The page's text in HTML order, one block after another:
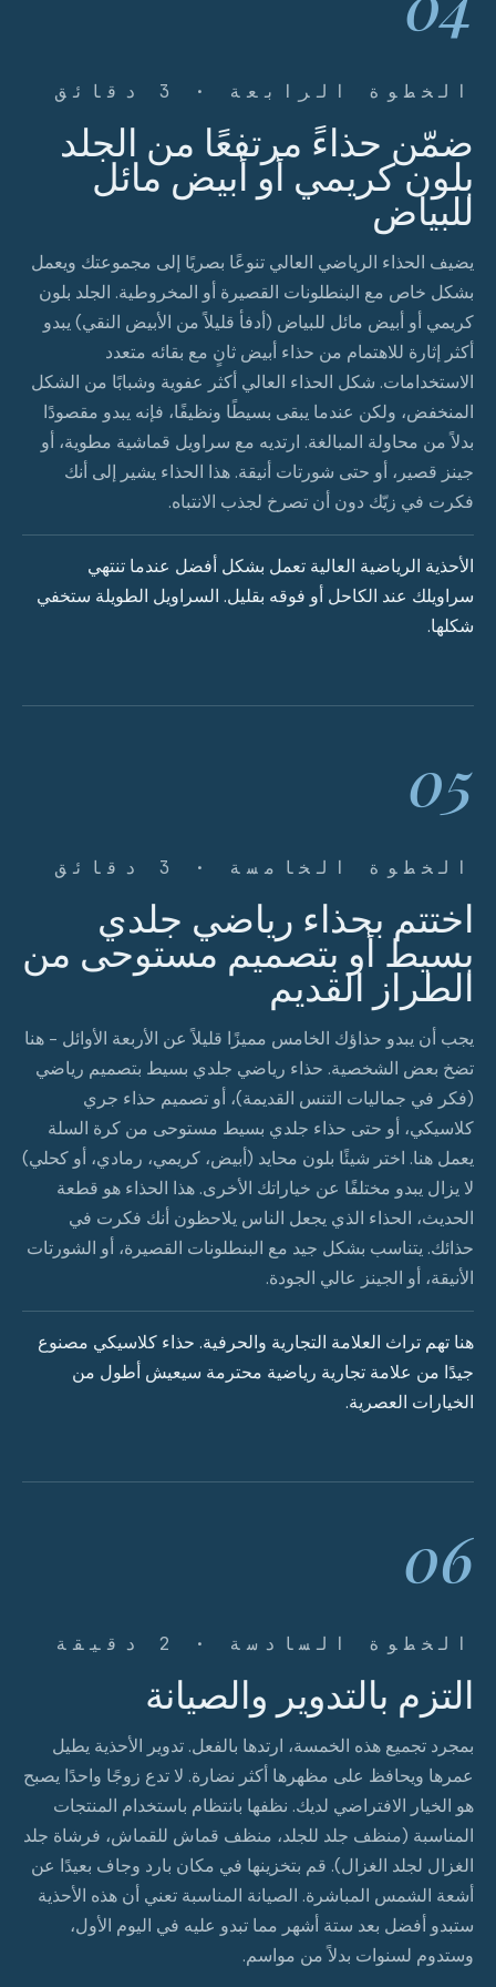
الخطوة الرابعة · 3 دقائق
ضمّن حذاءً مرتفعًا من الجلد
بلون كريمي أو أبيض مائل
للبياض
يضيف الحذاء الرياضي العالي تنوعًا بصريًا إلى مجموعتك ويعمل
بشكل خاص مع البنطلونات القصيرة أو المخروطية. الجلد بلون
كريمي أو أبيض مائل للبياض (أدفأ قليلاً من الأبيض النقي) يبدو
أكثر إثارة للاهتمام من حذاء أبيض ثانٍ مع بقائه متعدد
الاستخدامات. شكل الحذاء العالي أكثر عفوية وشبابًا من الشكل
المنخفض، ولكن عندما يبقى بسيطًا ونظيفًا، فإنه يبدو مقصودًا
بدلاً من محاولة المبالغة. ارتديه مع سراويل قماشية مطوية، أو
جينز قصير، أو حتى شورتات أنيقة. هذا الحذاء يشير إلى أنك
فكرت في زيّك دون أن تصرخ لجذب الانتباه.
الأحذية الرياضية العالية تعمل بشكل أفضل عندما تنتهي
سراويلك عند الكاحل أو فوقه بقليل. السراويل الطويلة ستخفي
شكلها.
05
الخطوة الخامسة · 3 دقائق
اختتم بحذاء رياضي جلدي
بسيط أو بتصميم مستوحى من
الطراز القديم
يجب أن يبدو حذاؤك الخامس مميزًا قليلاً عن الأربعة الأوائل - هنا
تضخ بعض الشخصية. حذاء رياضي جلدي بسيط بتصميم رياضي
(فكر في جماليات التنس القديمة)، أو تصميم حذاء جري
كلاسيكي، أو حتى حذاء جلدي بسيط مستوحى من كرة السلة
يعمل هنا. اختر شيئًا بلون محايد (أبيض، كريمي، رمادي، أو كحلي)
لا يزال يبدو مختلفًا عن خياراتك الأخرى. هذا الحذاء هو قطعة
الحديث، الحذاء الذي يجعل الناس يلاحظون أنك فكرت في
حذائك. يتناسب بشكل جيد مع البنطلونات القصيرة، أو الشورتات
الأنيقة، أو الجينز عالي الجودة.
هنا تهم تراث العلامة التجارية والحرفية. حذاء كلاسيكي مصنوع
جيدًا من علامة تجارية رياضية محترمة سيعيش أطول من
الخيارات العصرية.
06
الخطوة السادسة · 2 دقيقة
التزم بالتدوير والصيانة
بمجرد تجميع هذه الخمسة، ارتدها بالفعل. تدوير الأحذية يطيل
عمرها ويحافظ على مظهرها أكثر نضارة. لا تدع زوجًا واحدًا يصبح
هو الخيار الافتراضي لديك. نظفها بانتظام باستخدام المنتجات
المناسبة (منظف جلد للجلد، منظف قماش للقماش، فرشاة جلد
الغزال لجلد الغزال). قم بتخزينها في مكان بارد وجاف بعيدًا عن
أشعة الشمس المباشرة. الصيانة المناسبة تعني أن هذه الأحذية
ستبدو أفضل بعد ستة أشهر مما تبدو عليه في اليوم الأول،
وستدوم لسنوات بدلاً من مواسم.